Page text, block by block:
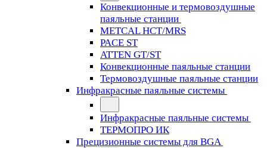
Конвекционные и термовоздушные
паяльные станции
METCAL HCT/MRS
PACE ST
ATTEN GT/ST
Конвекционные паяльные станции
Термовоздушные паяльные станции
Инфракрасные паяльные системы
Инфракрасные паяльные системы
ТЕРМОПРО ИК
Прецизионные системы для BGA